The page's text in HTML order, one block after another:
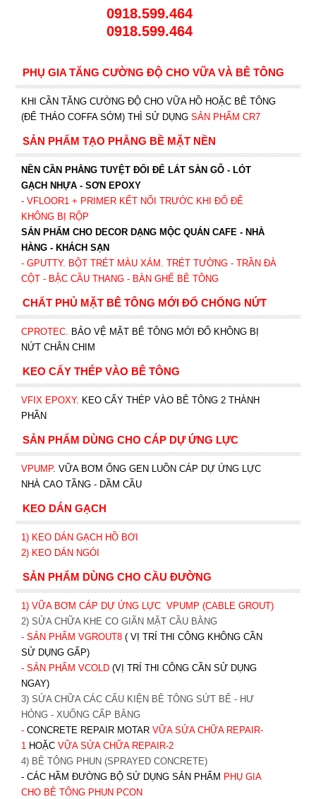
0918.599.464
0918.599.464
PHỤ GIA TĂNG CƯỜNG ĐỘ CHO VỮA VÀ BÊ TÔNG
KHI CẦN TĂNG CƯỜNG ĐỘ CHO VỮA HỒ HOẶC BÊ TÔNG
(ĐỂ THÁO COFFA SỚM) THÌ SỬ DỤNG SẢN PHẨM CR7
SẢN PHẨM TẠO PHẲNG BỀ MẶT NỀN
NỀN CẦN PHẲNG TUYỆT ĐỐI ĐỂ LÁT SÀN GỖ - LÓT
GẠCH NHỰA - SƠN EPOXY
- VFLOOR1+ PRIMER KẾT NỐI TRƯỚC KHI ĐỔ ĐỂ
KHÔNG BỊ RỘP
SẢN PHẨM CHO DECOR DẠNG MỘC QUÁN CAFE - NHÀ
HÀNG - KHÁCH SẠN
- GPUTTY. BỘT TRÉT MÀU XÁM. TRÉT TƯỜNG - TRẦN ĐÀ
CỘT - BẬC CẦU THANG - BÀN GHẾ BÊ TÔNG
CHẤT PHỦ MẶT BÊ TÔNG MỚI ĐỔ CHỐNG NỨT
CPROTEC. BẢO VỆ MẶT BÊ TÔNG MỚI ĐỔ KHÔNG BỊ
NỨT CHÂN CHIM
KEO CẤY THÉP VÀO BÊ TÔNG
VFIX EPOXY. KEO CẤY THÉP VÀO BÊ TÔNG 2 THÀNH
PHẦN
SẢN PHẨM DÙNG CHO CÁP DỰ ỨNG LỰC
VPUMP. VỮA BƠM ỐNG GEN LUỒN CÁP DỰ ỨNG LỰC
NHÀ CAO TẦNG - DẦM CẦU
KEO DÁN GẠCH
1) KEO DÁN GẠCH HỒ BƠI
2) KEO DÁN NGÓI
SẢN PHẨM DÙNG CHO CẦU ĐƯỜNG
1) VỮA BƠM CÁP DỰ ỨNG LỰC VPUMP (CABLE GROUT)
2) SỬA CHỮA KHE CO GIÃN MẶT CẦU BẰNG
- SẢN PHẨM VGROUT8 ( VỊ TRÍ THI CÔNG KHÔNG CẦN
SỬ DỤNG GẤP)
- SẢN PHẨM VCOLD (VỊ TRÍ THI CÔNG CẦN SỬ DỤNG
NGAY)
3) SỬA CHỮA CÁC CẤU KIỆN BÊ TÔNG SỨT BỂ - HƯ
HỎNG - XUỐNG CẤP BẰNG
- CONCRETE REPAIR MOTAR VỮA SỬA CHỮA REPAIR-
1 HOẶC VỮA SỬA CHỮA REPAIR-2
4) BÊ TÔNG PHUN (SPRAYED CONCRETE)
- CÁC HẦM ĐƯỜNG BỘ SỬ DỤNG SẢN PHẨM PHỤ GIA
CHO BÊ TÔNG PHUN PCON